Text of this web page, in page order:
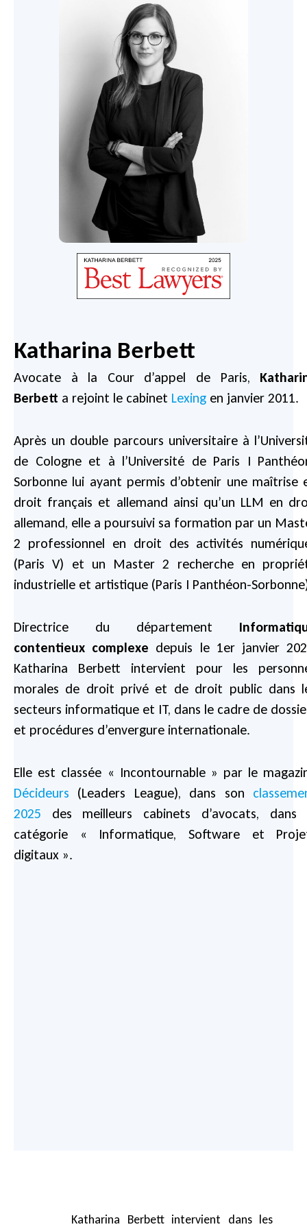
Katharina Berbett
Avocate à la Cour d’appel de Paris,
Berbett a rejoint le cabinet Lexing en janvier 2011.
Après un double parcours universitaire à
de Cologne et à l’Université de Paris I
Sorbonne lui ayant permis d’obtenir une maîtrise
droit français et allemand ainsi qu’un LLM en
allemand, elle a poursuivi sa formation par un
2 professionnel en droit des activités
(Paris V) et un Master 2 recherche en
industrielle et artistique (Paris I Panthéon-
Directrice du département
contentieux complexe depuis le 1er janvier
Katharina Berbett intervient pour les
morales de droit privé et de droit public dans
secteurs informatique et IT, dans le cadre de
et procédures d’envergure internationale.
Elle est classée « Incontournable » par le
Décideurs (Leaders League), dans son
2025 des meilleurs cabinets d’avocats, dans
catégorie « Informatique, Software et
digitaux ».
Katharina Berbett intervient dans les